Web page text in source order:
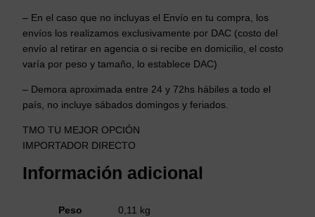
d
– En el caso que no incluyas el Envío en tu compra, los
envíos los realizamos exclusivamente por DAC (costo del
envío al retirar en agencia o si recibe en domicilio, el costo
varía por peso y tamaño, lo establece DAC)
– Demora aproximada entre 24 y 72hs hábiles a todo el
país, no incluye sábados domingos y feriados.
TMO TU MEJOR OPCIÓN
IMPORTADOR DIRECTO
Información adicional
Peso
0,11 kg